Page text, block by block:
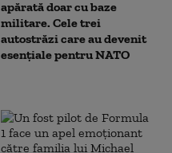
apărată doar cu baze
militare. Cele trei
autostrăzi care au devenit
esențiale pentru NATO